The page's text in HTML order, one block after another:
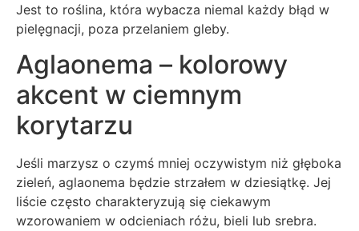
Jest to roślina, która wybacza niemal każdy błąd w
pielęgnacji, poza przelaniem gleby.
Aglaonema – kolorowy
akcent w ciemnym
korytarzu
Jeśli marzysz o czymś mniej oczywistym niż głęboka
zieleń, aglaonema będzie strzałem w dziesiątkę. Jej
liście często charakteryzują się ciekawym
wzorowaniem w odcieniach różu, bieli lub srebra.